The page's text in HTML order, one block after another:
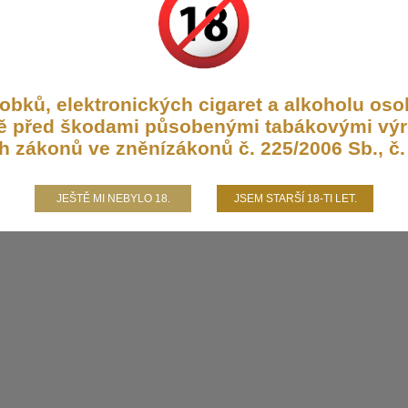
elektronických cigaret a alkoholu
před škodami působenými tabákovými
ve zněnízákonů č. 225/2006 Sb., č.
JEŠTĚ MI NEBYLO 18. JSEM STARŠÍ 18-TI LET.